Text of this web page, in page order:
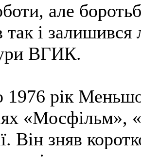
але
і залишився
ВГИК.
1976 рік
«Мосфільм»,
Він зняв